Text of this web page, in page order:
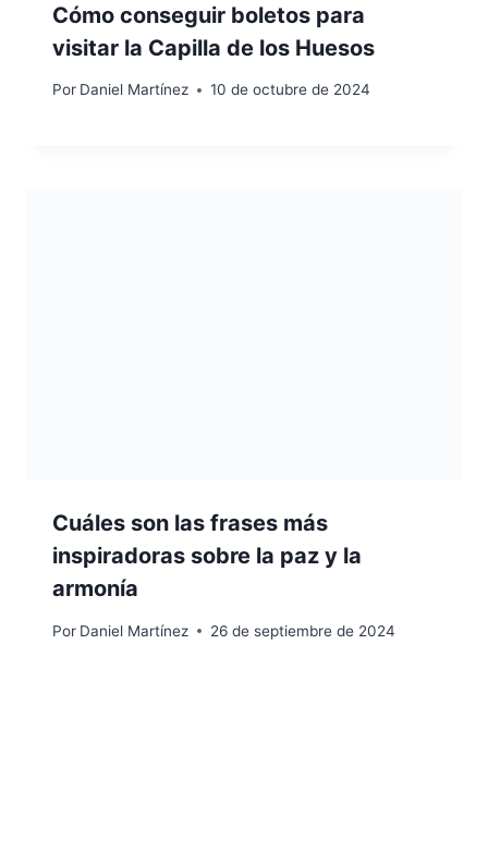
Cómo conseguir boletos para
visitar la Capilla de los Huesos
Por Daniel Martínez 10 de octubre de 2024
Cuáles son las frases más
inspiradoras sobre la paz y la
armonía
Por Daniel Martínez 26 de septiembre de 2024